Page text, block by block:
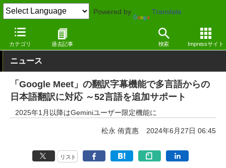
Powered by Translate
カテゴリ 過去記事 検索 Impressサイト
窓の杜 インターネット Webサービス
ニュース
「Google Meet」の翻訳字幕機能で多言語からの
日本語翻訳に対応 ～52言語を追加サポート
2025年1月以降はGeminiユーザー限定機能に
松永 侑貴惠 2024年6月27日 06:45
リスト